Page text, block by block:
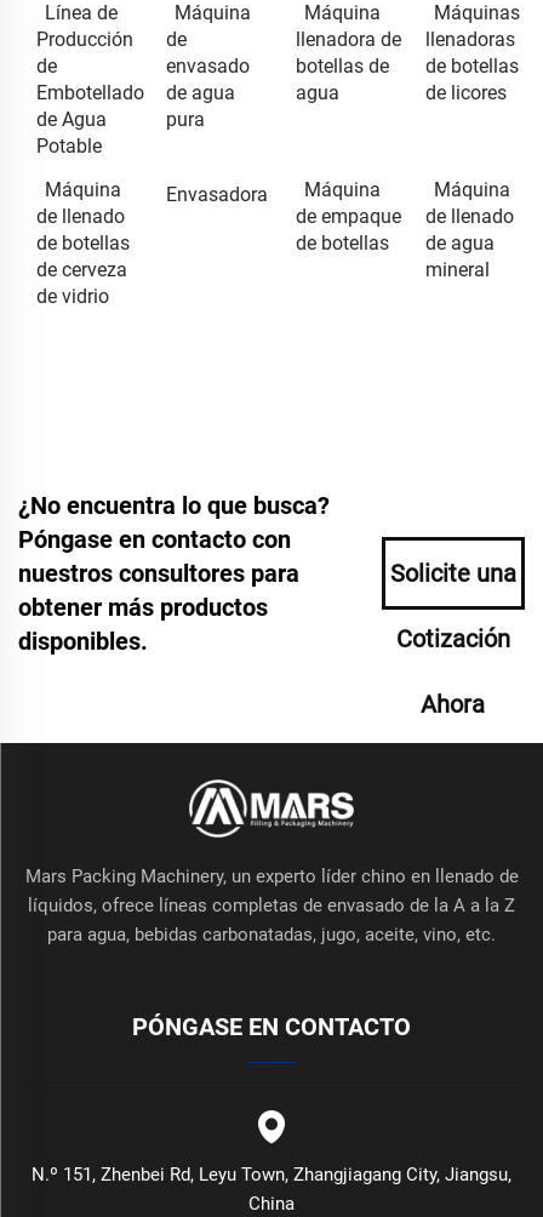
Línea de
Producción
de
Embotellado
de Agua
Potable
Máquina
de
envasado
de agua
pura
Máquina
llenadora de
botellas de
agua
Máquinas
llenadoras
de botellas
de licores
Máquina
de llenado
de botellas
de cerveza
de vidrio
Envasadora
Máquina
de empaque
de botellas
Máquina
de llenado
de agua
mineral
¿No encuentra lo que busca?
Póngase en contacto con
nuestros consultores para
obtener más productos
disponibles.
Solicite una
Cotización
Ahora
Mars Packing Machinery, un experto líder chino en llenado de
líquidos, ofrece líneas completas de envasado de la A a la Z
para agua, bebidas carbonatadas, jugo, aceite, vino, etc.
PÓNGASE EN CONTACTO
N.º 151, Zhenbei Rd, Leyu Town, Zhangjiagang City, Jiangsu,
China